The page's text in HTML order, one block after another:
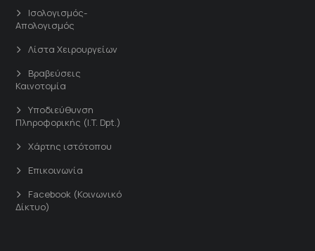
Ισολογισμός-
Απολογισμός
Λίστα Χειρουργείων
Βραβεύσεις
Καινοτομία
Υποδιεύθυνση
Πληροφορικής (I.T. Dpt.)
Χάρτης ιστότοπου
Επικοινωνία
Facebook (Κοινωνικό
Δίκτυο)